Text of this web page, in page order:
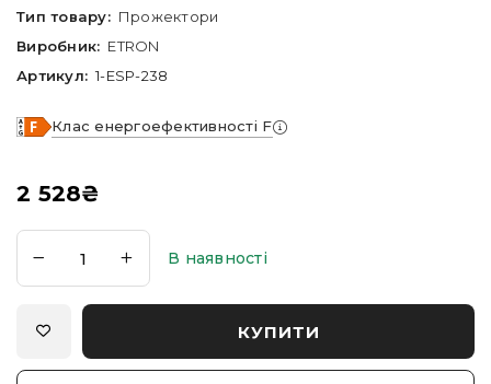
Тип товару: Прожектори
Виробник: ETRON
Артикул: 1-ESP-238
Клас енергоефективності F
2 528₴
В наявності
КУПИТИ